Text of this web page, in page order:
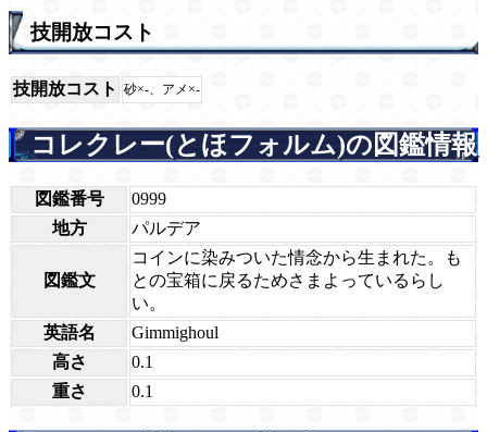
技開放コスト
技開放コスト 砂×-、アメ×-
コレクレー(とほフォルム)の図鑑情報
図鑑番号
0999
地方
パルデア
図鑑文
コインに染みついた情念から生まれた。も
との宝箱に戻るためさまよっているらし
い。
英語名
Gimmighoul
高さ
0.1
重さ
0.1